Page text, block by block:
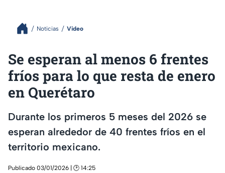
Noticias Video
Se esperan al menos 6 frentes
fríos para lo que resta de enero
en Querétaro
Durante los primeros 5 meses del 2026 se
esperan alrededor de 40 frentes fríos en el
territorio mexicano.
Publicado 03/01/2026 | 🕑 14:25